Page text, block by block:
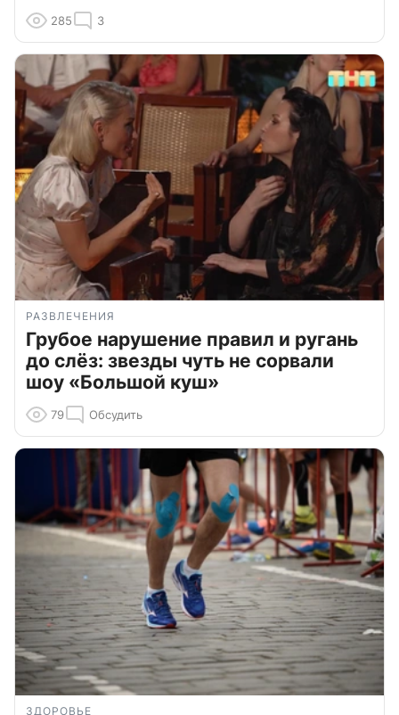
285 3
РАЗВЛЕЧЕНИЯ
Грубое нарушение правил и ругань
до слёз: звезды чуть не сорвали
шоу «Большой куш»
79 Обсудить
ЗДОРОВЬЕ